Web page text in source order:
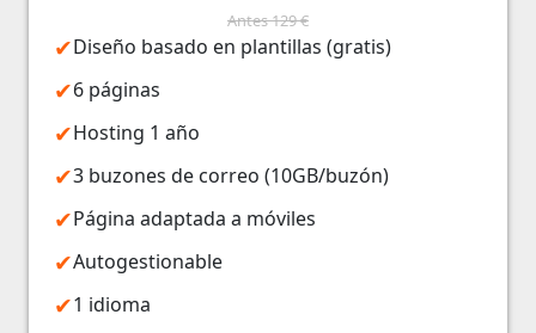
Antes 129 €
Diseño basado en plantillas (gratis)
6 páginas
Hosting 1 año
3 buzones de correo (10GB/buzón)
Página adaptada a móviles
Autogestionable
1 idioma